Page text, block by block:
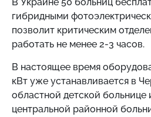
В Украине 50 больниц
гибридными
позволит критическим
работать не менее 2-3 часов.
В настоящее время
кВт уже устанавливается в
областной детской больнице
центральной районной